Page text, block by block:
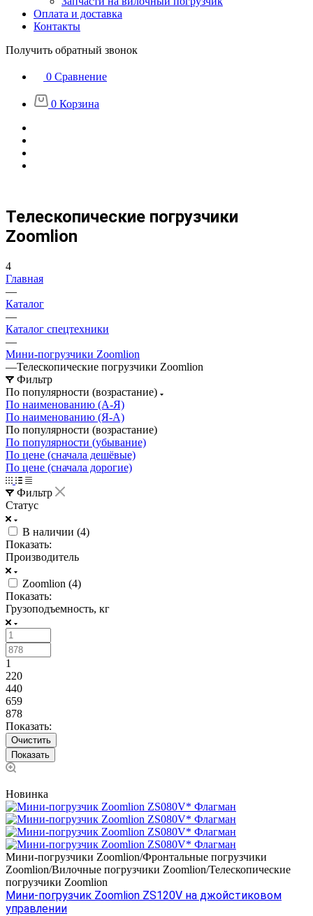
Оплата и доставка
Контакты
Получить обратный звонок
0 Сравнение
0 Корзина
Телескопические погрузчики
Zoomlion
4
Главная
—
Каталог
—
Каталог спецтехники
—
Мини-погрузчики Zoomlion
—Телескопические погрузчики Zoomlion
Фильтр
По популярности (возрастание)
По наименованию (А-Я)
По наименованию (Я-А)
По популярности (возрастание)
По популярности (убывание)
По цене (сначала дешёвые)
По цене (сначала дорогие)
Фильтр
Статус
В наличии (4)
Показать:
Производитель
Zoomlion (4)
Показать:
Грузоподъемность, кг
1
220
440
659
878
Показать:
Очистить
Новинка
Мини-погрузчики Zoomlion/Фронтальные погрузчики
Zoomlion/Вилочные погрузчики Zoomlion/Телескопические
погрузчики Zoomlion
Мини-погрузчик Zoomlion ZS120V на джойстиковом
управлении